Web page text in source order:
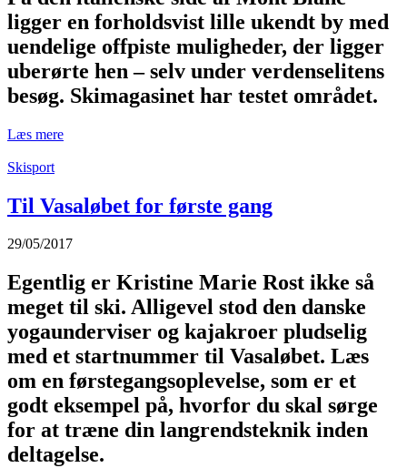
ligger en forholdsvist lille ukendt by med
uendelige offpiste muligheder, der ligger
uberørte hen – selv under verdenselitens
besøg. Skimagasinet har testet området.
Læs mere
Skisport
Til Vasaløbet for første gang
29/05/2017
Egentlig er Kristine Marie Rost ikke så
meget til ski. Alligevel stod den danske
yogaunderviser og kajakroer pludselig
med et startnummer til Vasaløbet. Læs
om en førstegangsoplevelse, som er et
godt eksempel på, hvorfor du skal sørge
for at træne din langrendsteknik inden
deltagelse.